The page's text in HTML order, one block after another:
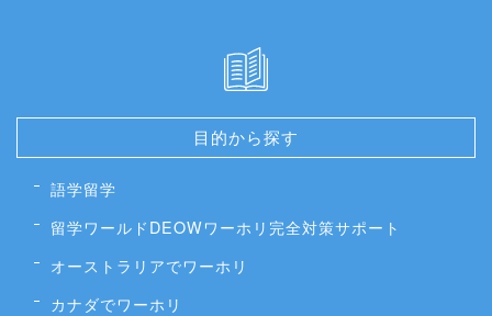
目的から探す
語学留学
留学ワールドDEOWワーホリ完全対策サポート
オーストラリアでワーホリ
カナダでワーホリ